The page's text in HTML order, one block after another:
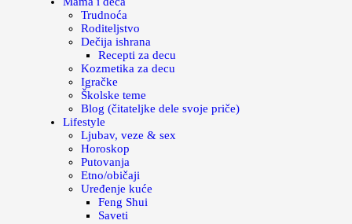
Trudnoća
Roditeljstvo
Dečija ishrana
Recepti za decu
Kozmetika za decu
Igračke
Školske teme
Blog (čitateljke dele svoje priče)
Lifestyle
Ljubav, veze & sex
Horoskop
Putovanja
Etno/običaji
Uređenje kuće
Feng Shui
Saveti